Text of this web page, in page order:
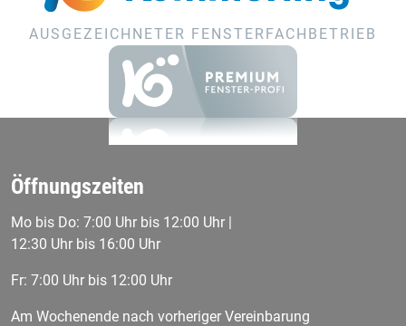
AUSGEZEICHNETER FENSTERFACHBETRIEB
Öffnungszeiten
Mo bis Do: 7:00 Uhr bis 12:00 Uhr |
12:30 Uhr bis 16:00 Uhr
Fr: 7:00 Uhr bis 12:00 Uhr
Am Wochenende nach vorheriger Vereinbarung